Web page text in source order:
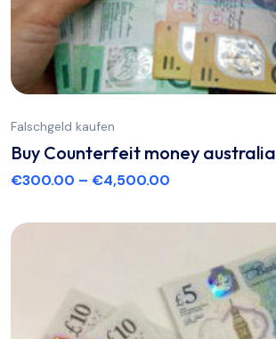
Falschgeld kaufen
Buy Counterfeit money australia
€300.00 – €4,500.00